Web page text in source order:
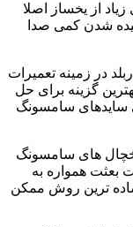
از یخساز اصلا
شدن کمی صدا
در زمینه تعمیرات
گزینه برای حل
سایدهای سامسونگ
های سامسونگ
بعثت همواره به
ترین روش ممکن